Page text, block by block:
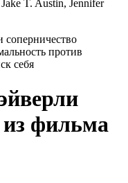
T. Austin, Jennifer
соперничество
против
себя
фильма